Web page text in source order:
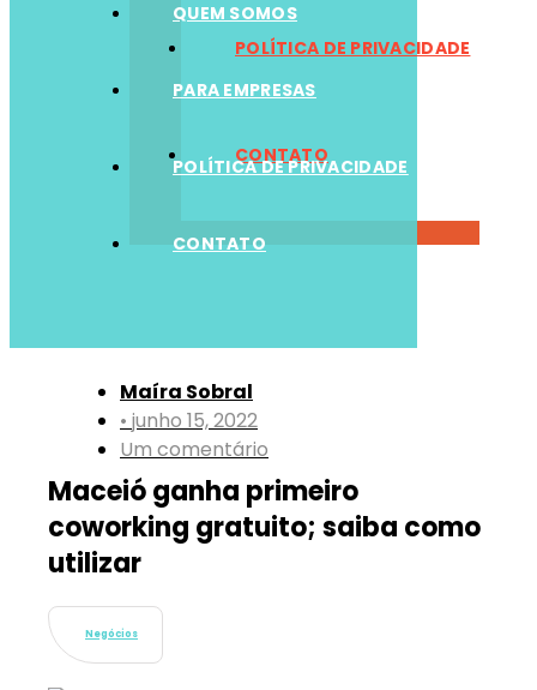
POLÍTICA DE PRIVACIDADE
CONTATO
QUEM SOMOS
PARA EMPRESAS
POLÍTICA DE PRIVACIDADE
CONTATO
Maíra Sobral
• junho 15, 2022
Um comentário
Maceió ganha primeiro
coworking gratuito; saiba como
utilizar
Negócios